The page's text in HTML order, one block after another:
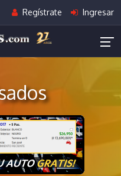
Regístrate Ingresar